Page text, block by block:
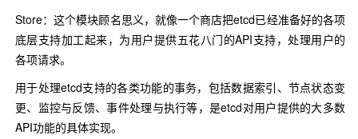
Store：这个模块顾名思义，就像一个商店把etcd已经准备好的各项
底层支持加工起来，为用户提供五花八门的API支持，处理用户的
各项请求。
用于处理etcd支持的各类功能的事务，包括数据索引、节点状态变
更、监控与反馈、事件处理与执行等，是etcd对用户提供的大多数
API功能的具体实现。